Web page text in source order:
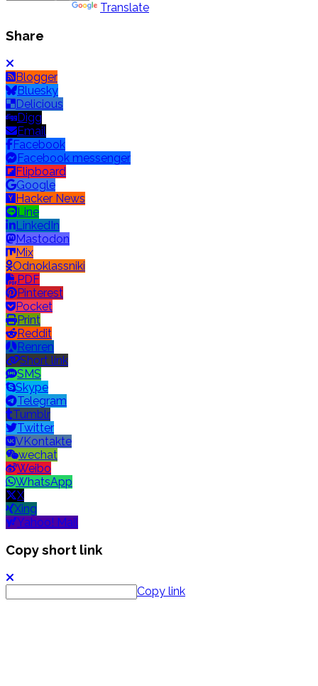
Translate
Share
Blogger
Bluesky
Delicious
Digg
Email
Facebook
Facebook messenger
Flipboard
Google
Hacker News
Line
LinkedIn
Mastodon
Mix
Odnoklassniki
PDF
Pinterest
Pocket
Print
Reddit
Renren
Short link
SMS
Skype
Telegram
Tumblr
Twitter
VKontakte
wechat
Weibo
WhatsApp
X
Xing
Yahoo! Mail
Copy short link
Copy link